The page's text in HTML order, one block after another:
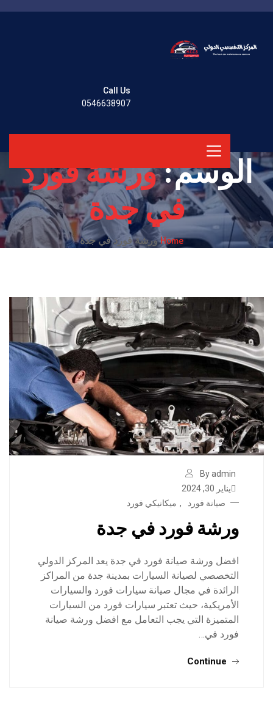
Call Us
0546638907
الوسم:ورشة فورد
في جدة
Homeورشة فورد في جدة
By admin
يناير 30, 2024
صيانة فورد
, ميكانيكي فورد
ورشة فورد في جدة
افضل ورشة صيانة فورد في جدة يعد المركز الدولي
التخصصي لصيانة السيارات بمدينة جدة من المراكز
الرائدة في مجال صيانة سيارات فورد والسيارات
الأمريكية، حيث تعتبر سيارات فورد من السيارات
المتميزة التي يجب التعامل مع افضل ورشة صيانة
فورد في…
Continue